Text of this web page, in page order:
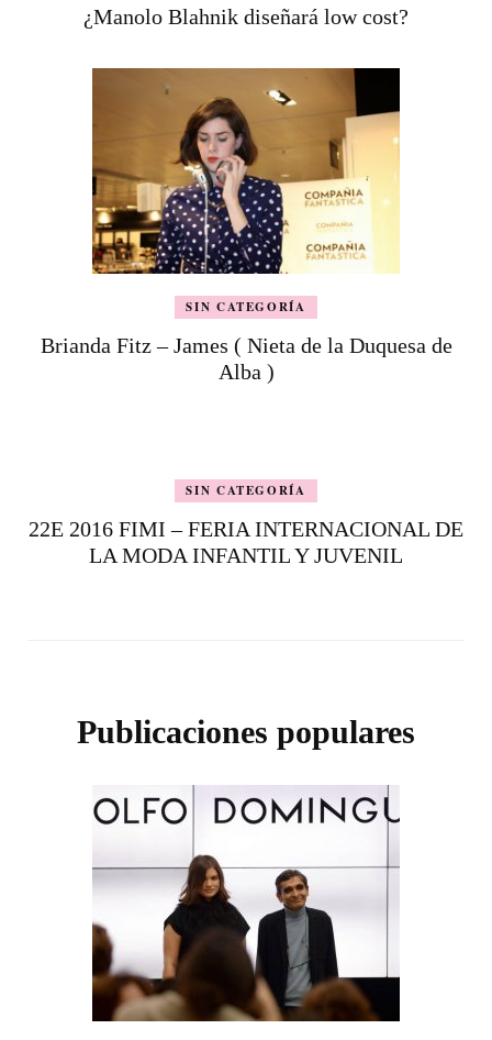
¿Manolo Blahnik diseñará low cost?
SIN CATEGORÍA
Brianda Fitz – James ( Nieta de la Duquesa de
Alba )
SIN CATEGORÍA
22E 2016 FIMI – FERIA INTERNACIONAL DE
LA MODA INFANTIL Y JUVENIL
Publicaciones populares